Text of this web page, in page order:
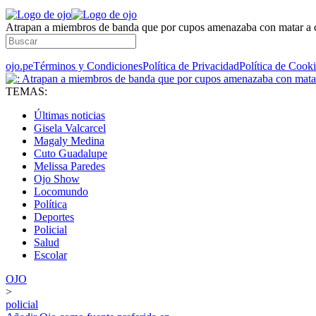
Atrapan a miembros de banda que por cupos amenazaba con matar a
ojo.peTérminos y CondicionesPolítica de PrivacidadPolítica de
TEMAS:
Últimas noticias
Gisela Valcarcel
Magaly Medina
Cuto Guadalupe
Melissa Paredes
Ojo Show
Locomundo
Política
Deportes
Policial
Salud
Escolar
OJO
>
policial